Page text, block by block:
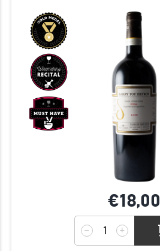
€18,00